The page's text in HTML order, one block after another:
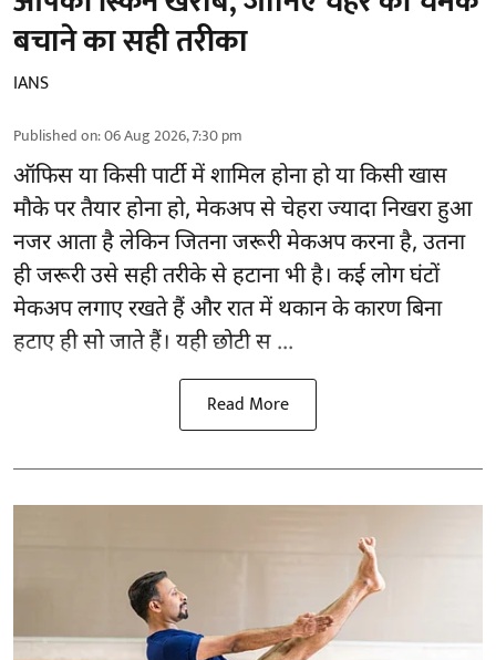
बचाने का सही तरीका
IANS
Published on:06 Aug 2026, 7:30 pm
ऑफिस या किसी पार्टी में शामिल होना हो या किसी खास
मौके पर तैयार होना हो, मेकअप सेचेहरा ज्यादा निखराहुआ
नजर आता है लेकिन जितना जरूरी मेकअप करना है, उतना
ही जरूरी उसे सही तरीके से हटाना भी है। कई लोग घंटों
मेकअप लगाए रखते हैं और रात में थकान के कारण बिना
हटाए ही सो जाते हैं। यही छोटी स ...
Read More